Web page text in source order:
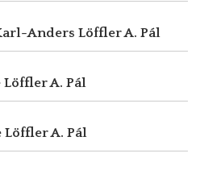
Anders Löffler A. Pál
Löffler A. Pál
Löffler A. Pál